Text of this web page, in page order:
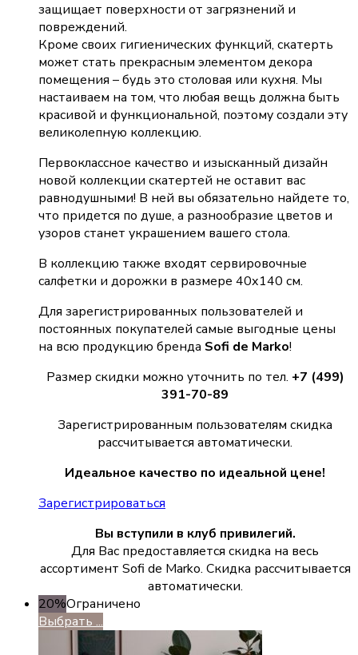
защищает поверхности от загрязнений и
повреждений.
Кроме своих гигиенических функций, скатерть
может стать прекрасным элементом декора
помещения – будь это столовая или кухня. Мы
настаиваем на том, что любая вещь должна быть
красивой и функциональной, поэтому создали эту
великолепную коллекцию.
Первоклассное качество и изысканный дизайн
новой коллекции скатертей не оставит вас
равнодушными! В ней вы обязательно найдете то,
что придется по душе, а разнообразие цветов и
узоров станет украшением вашего стола.
В коллекцию также входят сервировочные
салфетки и дорожки в размере 40х140 см.
Для зарегистрированных пользователей и
постоянных покупателей самые выгодные цены
на всю продукцию бренда Sofi de Marko!
Размер скидки можно уточнить по тел. +7 (499)
391-70-89
Зарегистрированным пользователям скидка
рассчитывается автоматически.
Идеальное качество по идеальной цене!
Зарегистрироваться
Вы вступили в клуб привилегий.
Для Вас предоставляется скидка на весь
ассортимент Sofi de Marko. Скидка рассчитывается
автоматически.
20%Ограничено
Выбрать ...